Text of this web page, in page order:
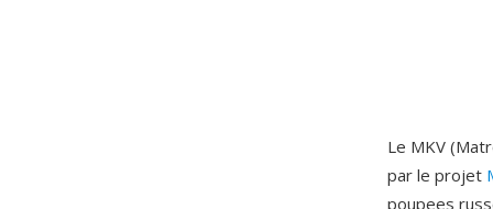
Le MKV
par le projet
poupees